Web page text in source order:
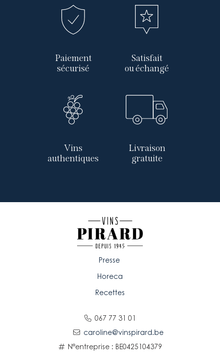
Paiement
sécurisé
Satisfait
ou échangé
Vins
authentiques
Livraison
gratuite
067 77 31 01
caroline@vinspirard.be
N°entreprise : BE0425104379
Presse
Horeca
Recettes